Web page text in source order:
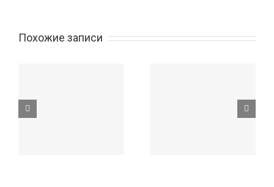
Похожие записи